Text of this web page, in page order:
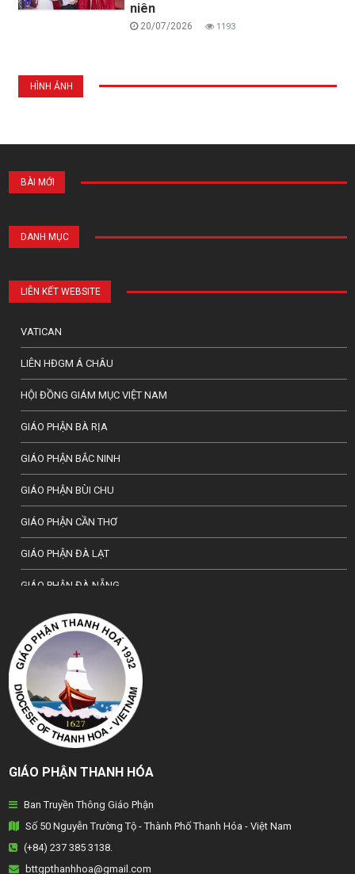
niên
20/07/2026 1193
HÌNH ẢNH
BÀI MỚI
DANH MỤC
LIÊN KẾT WEBSITE
VATICAN
LIÊN HĐGM Á CHÂU
HỘI ĐỒNG GIÁM MỤC VIỆT NAM
GIÁO PHẬN BÀ RỊA
GIÁO PHẬN BẮC NINH
GIÁO PHẬN BÙI CHU
GIÁO PHẬN CẦN THƠ
GIÁO PHẬN ĐÀ LẠT
GIÁO PHẬN ĐÀ NẴNG
TỔNG GIÁO PHẬN HÀ NỘI
GIÁO PHẬN HẢI PHÒNG
TỔNG GIÁO PHẬN HUẾ
GIÁO PHẬN HƯNG HOÁ
GIÁO PHẬN KON TUM
GIÁO PHẬN LẠNG SƠN
GIÁO PHẬN LONG XUYÊN
GIÁO PHẬN PHAN THIẾT
GIÁO PHẬN THANH HÓA
Ban Truyền Thông Giáo Phận
Số 50 Nguyễn Trường Tộ - Thành Phố Thanh Hóa - Việt Nam
(+84) 237 385 3138.
bttgpthanhhoa@gmail.com